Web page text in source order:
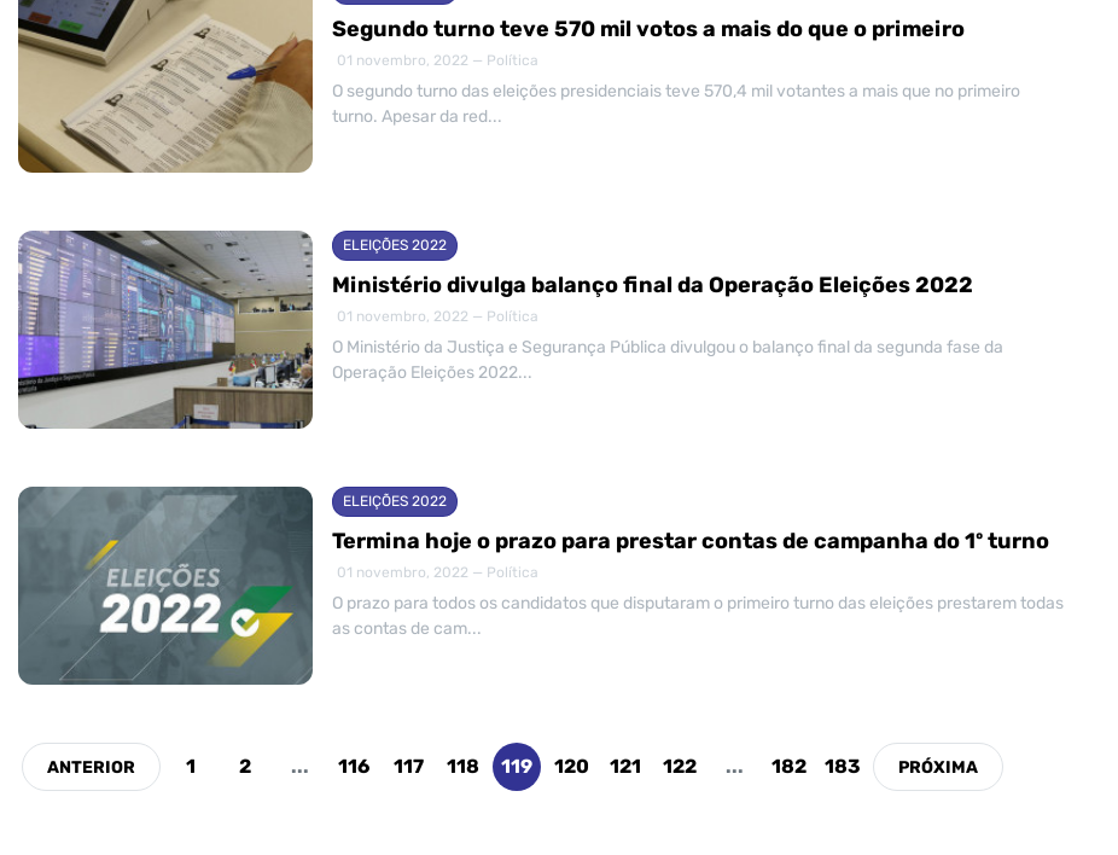
Segundo turno teve 570 mil votos a mais do que o primeiro
01 novembro, 2022 — Política
O segundo turno das eleições presidenciais teve 570,4 mil votantes a mais que no primeiro
turno. Apesar da red...
ELEIÇÕES 2022
Ministério divulga balanço final da Operação Eleições 2022
01 novembro, 2022 — Política
O Ministério da Justiça e Segurança Pública divulgou o balanço final da segunda fase da
Operação Eleições 2022...
ELEIÇÕES 2022
Termina hoje o prazo para prestar contas de campanha do 1º turno
01 novembro, 2022 — Política
O prazo para todos os candidatos que disputaram o primeiro turno das eleições prestarem todas
as contas de cam...
1 2 ... 116 117 118 119 120 121 122 ... 182 183